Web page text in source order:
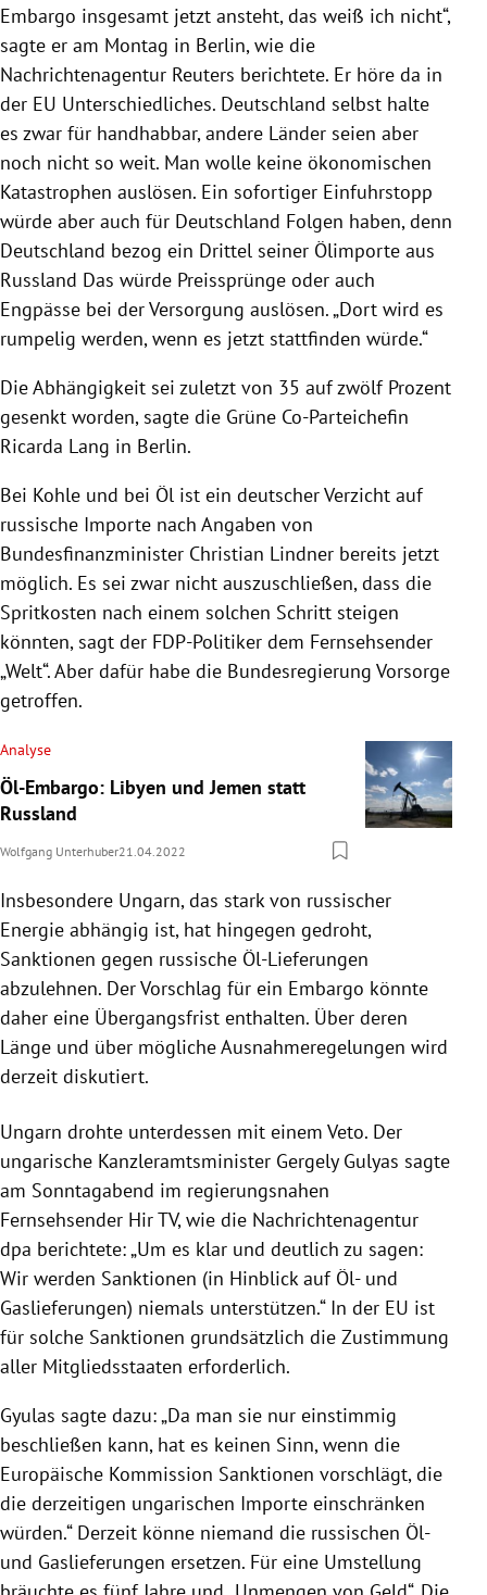
Embargo insgesamt jetzt ansteht, das weiß ich nicht“,
sagte er am Montag in Berlin, wie die
Nachrichtenagentur Reuters berichtete. Er höre da in
der EU Unterschiedliches. Deutschland selbst halte
es zwar für handhabbar, andere Länder seien aber
noch nicht so weit. Man wolle keine ökonomischen
Katastrophen auslösen. Ein sofortiger Einfuhrstopp
würde aber auch für Deutschland Folgen haben, denn
Deutschland bezog ein Drittel seiner Ölimporte aus
Russland Das würde Preissprünge oder auch
Engpässe bei der Versorgung auslösen. „Dort wird es
rumpelig werden, wenn es jetzt stattfinden würde.“
Die Abhängigkeit sei zuletzt von 35 auf zwölf Prozent
gesenkt worden, sagte die Grüne Co-Parteichefin
Ricarda Lang in Berlin.
Bei Kohle und bei Öl ist ein deutscher Verzicht auf
russische Importe nach Angaben von
Bundesfinanzminister Christian Lindner bereits jetzt
möglich. Es sei zwar nicht auszuschließen, dass die
Spritkosten nach einem solchen Schritt steigen
könnten, sagt der FDP-Politiker dem Fernsehsender
„Welt“. Aber dafür habe die Bundesregierung Vorsorge
getroffen.
Analyse
Öl-Embargo: Libyen und Jemen statt
Russland
Wolfgang Unterhuber21.04.2022
Insbesondere Ungarn, das stark von russischer
Energie abhängig ist, hat hingegen gedroht,
Sanktionen gegen russische Öl-Lieferungen
abzulehnen. Der Vorschlag für ein Embargo könnte
daher eine Übergangsfrist enthalten. Über deren
Länge und über mögliche Ausnahmeregelungen wird
derzeit diskutiert.
Ungarn drohte unterdessen mit einem Veto. Der
ungarische Kanzleramtsminister Gergely Gulyas sagte
am Sonntagabend im regierungsnahen
Fernsehsender Hir TV, wie die Nachrichtenagentur
dpa berichtete: „Um es klar und deutlich zu sagen:
Wir werden Sanktionen (in Hinblick auf Öl- und
Gaslieferungen) niemals unterstützen.“ In der EU ist
für solche Sanktionen grundsätzlich die Zustimmung
aller Mitgliedsstaaten erforderlich.
Gyulas sagte dazu: „Da man sie nur einstimmig
beschließen kann, hat es keinen Sinn, wenn die
Europäische Kommission Sanktionen vorschlägt, die
die derzeitigen ungarischen Importe einschränken
würden.“ Derzeit könne niemand die russischen Öl-
und Gaslieferungen ersetzen. Für eine Umstellung